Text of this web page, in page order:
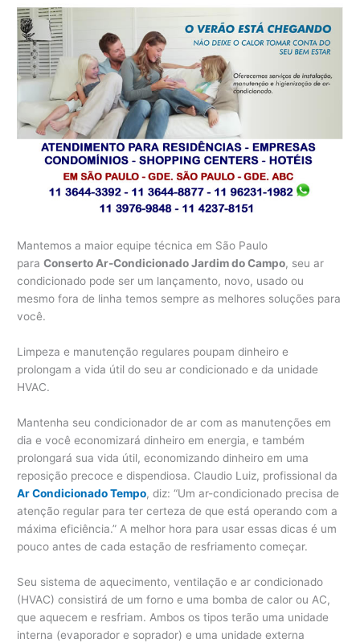
Mantemos a maior equipe técnica em São Paulo
paraConserto Ar-Condicionado Jardim do Campo, seu ar
condicionado pode ser um lançamento, novo, usado ou
mesmo fora de linha temos sempre as melhores soluções para
você.
Limpeza e manutenção regulares poupam dinheiro e
prolongam a vida útil do seu ar condicionado e da unidade
HVAC.
Mantenha seu condicionador de ar com as manutenções em
dia e você economizará dinheiro em energia, e também
prolongará sua vida útil, economizando dinheiro em uma
reposição precoce e dispendiosa. Claudio Luiz, profissional da
Ar Condicionado Tempo, diz: “Um ar-condicionado precisa de
atenção regular para ter certeza de que está operando com a
máxima eficiência.” A melhor hora para usar essas dicas é um
pouco antes de cada estação de resfriamento começar.
Seu sistema de aquecimento, ventilação e ar condicionado
(HVAC) consistirá de um forno e uma bomba de calor ou AC,
que aquecem e resfriam. Ambos os tipos terão uma unidade
interna (evaporador e soprador) e uma unidade externa